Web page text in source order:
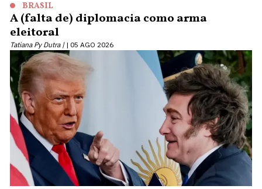
BRASIL
A (falta de) diplomacia como arma
eleitoral
Tatiana Py Dutra | 05 AGO 2026